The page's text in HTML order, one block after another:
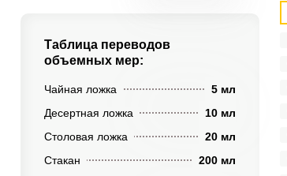
Таблица переводов
объемных мер:
Чайная ложка
5 мл
Десертная ложка
10 мл
Столовая ложка
20 мл
Стакан
200 мл